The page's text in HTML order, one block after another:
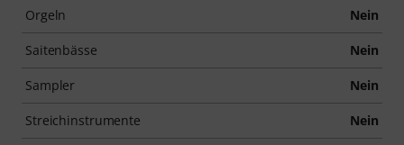
Orgeln Nein
Saitenbässe Nein
Sampler Nein
Streichinstrumente Nein